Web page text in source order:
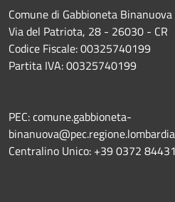
Comune di Gabbioneta Binanuova
Via del Patriota, 28 - 26030 - CR
Codice Fiscale: 00325740199
Partita IVA: 00325740199
PEC: comune.gabbioneta-
Centralino Unico: +39 0372